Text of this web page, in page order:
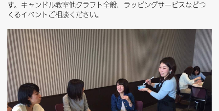
す。キャンドル教室他クラフト全般、ラッピングサービスなどつ
くるイベントご相談ください。